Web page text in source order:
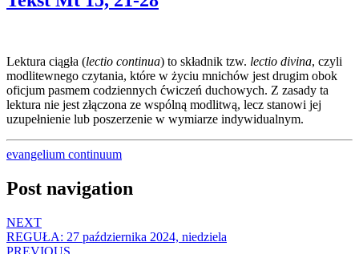
Lektura ciągła (lectio continua) to składnik tzw. lectio divina, czyli
modlitewnego czytania, które w życiu mnichów jest drugim obok
oficjum pasmem codziennych ćwiczeń duchowych. Z zasady ta
lektura nie jest złączona ze wspólną modlitwą, lecz stanowi jej
uzupełnienie lub poszerzenie w wymiarze indywidualnym.
evangelium continuum
Post navigation
NEXT
REGUŁA: 27 października 2024, niedziela
PREVIOUS